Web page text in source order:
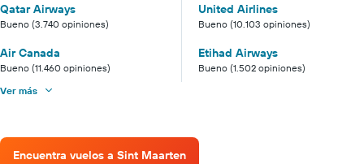
Qatar Airways
Bueno (3.740 opiniones)
United Airlines
Bueno (10.103 opiniones)
Air Canada
Bueno (11.460 opiniones)
Etihad Airways
Bueno (1.502 opiniones)
Ver más
Encuentra vuelos a Sint Maarten